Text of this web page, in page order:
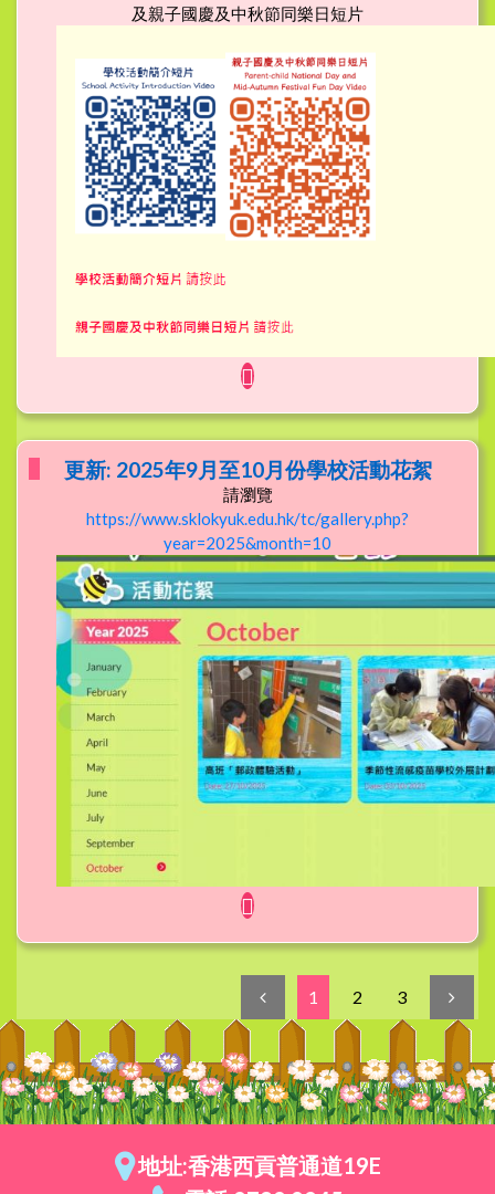
及親子國慶及中秋節同樂日短片
更新: 2025年9月至10月份學校活動花絮
請瀏覽
https://www.sklokyuk.edu.hk/tc/gallery.php?
year=2025&month=10
1 2 3
地址:香港西貢普通道19E